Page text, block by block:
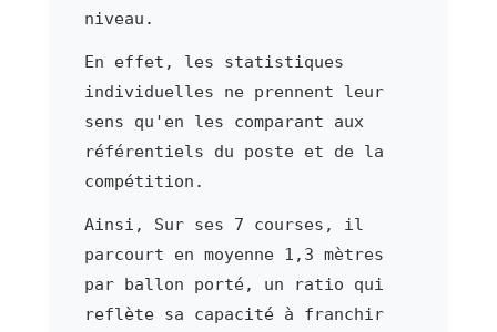
niveau.
En effet, les statistiques
individuelles ne prennent leur
sens qu'en les comparant aux
référentiels du poste et de la
compétition.
Ainsi, Sur ses 7 courses, il
parcourt en moyenne 1,3 mètres
par ballon porté, un ratio qui
reflète sa capacité à franchir